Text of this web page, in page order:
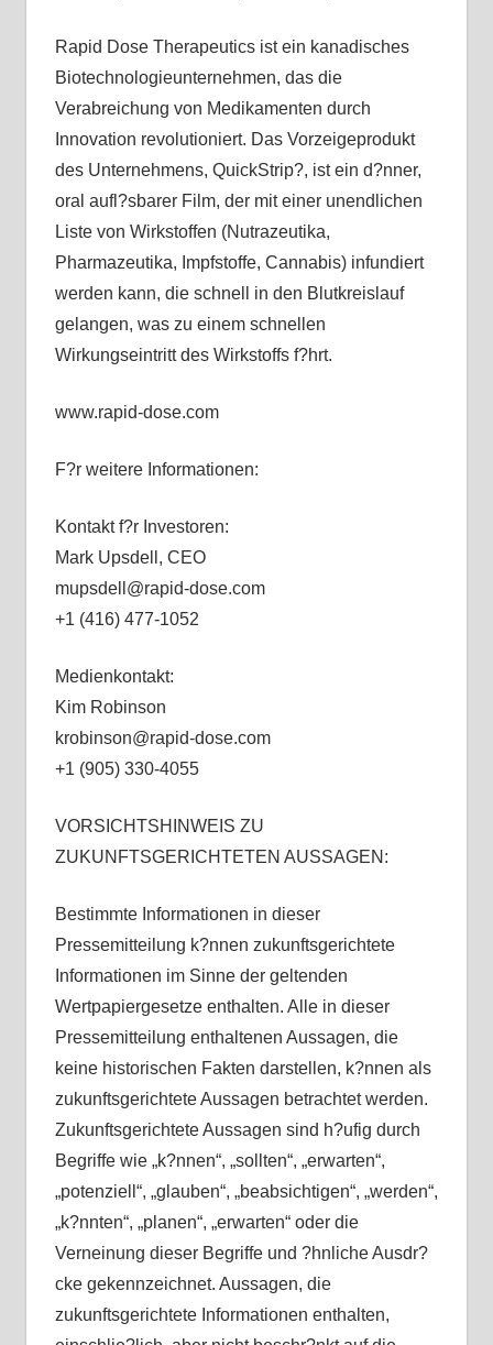
Rapid Dose Therapeutics ist ein kanadisches
Biotechnologieunternehmen, das die
Verabreichung von Medikamenten durch
Innovation revolutioniert. Das Vorzeigeprodukt
des Unternehmens, QuickStrip?, ist ein d?nner,
oral aufl?sbarer Film, der mit einer unendlichen
Liste von Wirkstoffen (Nutrazeutika,
Pharmazeutika, Impfstoffe, Cannabis) infundiert
werden kann, die schnell in den Blutkreislauf
gelangen, was zu einem schnellen
Wirkungseintritt des Wirkstoffs f?hrt.
www.rapid-dose.com
F?r weitere Informationen:
Kontakt f?r Investoren:
Mark Upsdell, CEO
mupsdell@rapid-dose.com
+1 (416) 477-1052
Medienkontakt:
Kim Robinson
krobinson@rapid-dose.com
+1 (905) 330-4055
VORSICHTSHINWEIS ZU
ZUKUNFTSGERICHTETEN AUSSAGEN:
Bestimmte Informationen in dieser
Pressemitteilung k?nnen zukunftsgerichtete
Informationen im Sinne der geltenden
Wertpapiergesetze enthalten. Alle in dieser
Pressemitteilung enthaltenen Aussagen, die
keine historischen Fakten darstellen, k?nnen als
zukunftsgerichtete Aussagen betrachtet werden.
Zukunftsgerichtete Aussagen sind h?ufig durch
Begriffe wie „k?nnen“, „sollten“, „erwarten“,
„potenziell“, „glauben“, „beabsichtigen“, „werden“,
„k?nnten“, „planen“, „erwarten“ oder die
Verneinung dieser Begriffe und ?hnliche Ausdr?
cke gekennzeichnet. Aussagen, die
zukunftsgerichtete Informationen enthalten,